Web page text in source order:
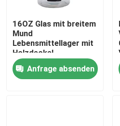
Kontakt mit uns
Bitte um ein Angebot
Leere Glasgefäße
16OZ Glas mit breitem
Mund
Lebensmittellager mit
Holzdeckel
Anfrage absenden